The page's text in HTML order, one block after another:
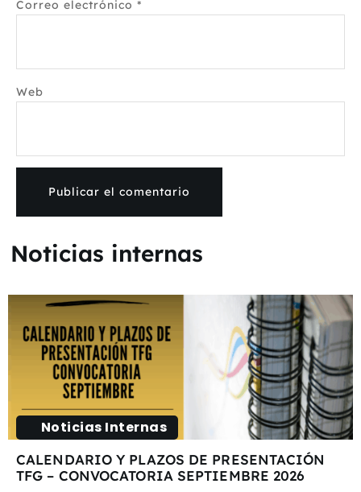
Correo electrónico *
Web
Noticias internas
Noticias Internas
CALENDARIO Y PLAZOS DE PRESENTACIÓN
TFG – CONVOCATORIA SEPTIEMBRE 2026